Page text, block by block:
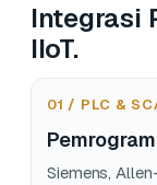
Integrasi
IIoT.
01 / PLC &
Siemens,